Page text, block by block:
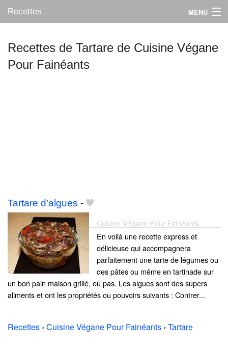
Recettes MENU
Mes blogs préférés
Recettes de Tartare de Cuisine Végane
Pour Fainéants
Tartare d’algues -
Cuisine Végane Pour Fainéants
En voilà une recette express et
délicieuse qui accompagnera
parfaitement une tarte de légumes ou
des pâtes ou même en tartinade sur
un bon pain maison grillé, ou pas. Les algues sont des supers
aliments et ont les propriétés ou pouvoirs suivants : Contrer...
Recettes › Cuisine Végane Pour Fainéants › Tartare